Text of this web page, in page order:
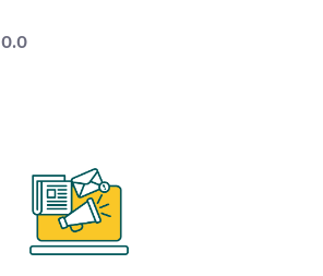
0.0La valoración media es de 0 estrellas de